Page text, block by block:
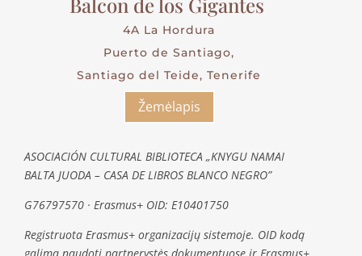
Balcon de los Gigantes
4A La Hordura
Puerto de Santiago,
Santiago del Teide, Tenerife
Žemėlapis
ASOCIACIÓN CULTURAL BIBLIOTECA „KNYGU NAMAI
BALTA JUODA – CASA DE LIBROS BLANCO NEGRO”
G76797570 · Erasmus+ OID: E10401750
Registruota Erasmus+ organizacijų sistemoje. OID kodą